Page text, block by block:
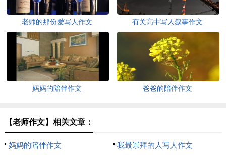
老师的那份爱写人作文 有关高中写人叙事作文
妈妈的陪伴作文 爸爸的陪伴作文
【老师作文】相关文章：
妈妈的陪伴作文 我最崇拜的人写人作文